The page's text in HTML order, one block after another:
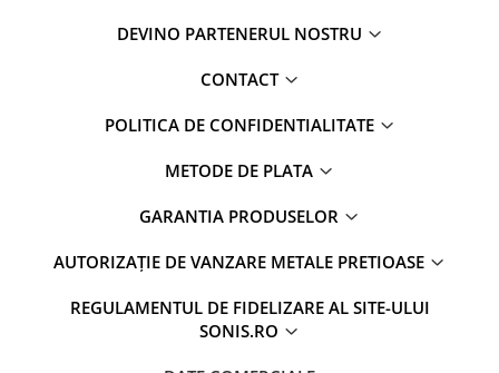
DEVINO PARTENERUL NOSTRU
CONTACT
POLITICA DE CONFIDENTIALITATE
METODE DE PLATA
GARANTIA PRODUSELOR
AUTORIZAȚIE DE VANZARE METALE PRETIOASE
REGULAMENTUL DE FIDELIZARE AL SITE-ULUI
SONIS.RO